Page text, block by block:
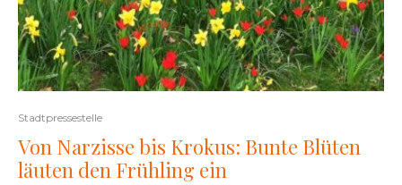
Stadtpressestelle
Von Narzisse bis Krokus: Bunte Blüten
läuten den Frühling ein